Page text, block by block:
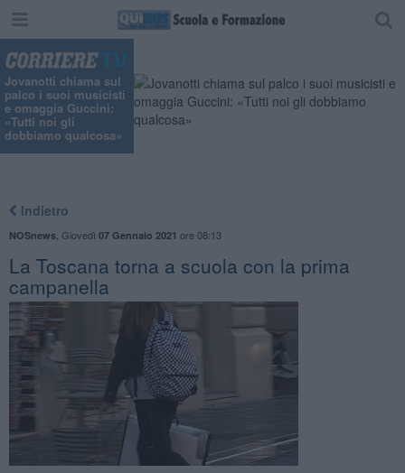
Jovanotti chiama sul
palco i suoi musicisti
e omaggia Guccini:
«Tutti noi gli
dobbiamo qualcosa»
Indietro
NOSnews, Giovedì 07 Gennaio 2021 ore 08:13
La Toscana torna a scuola con la prima
campanella